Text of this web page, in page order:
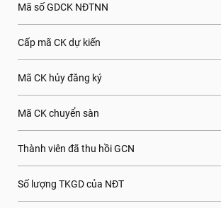
Mã số GDCK NĐTNN
Cấp mã CK dự kiến
Mã CK hủy đăng ký
Mã CK chuyển sàn
Thành viên đã thu hồi GCN
Số lượng TKGD của NĐT